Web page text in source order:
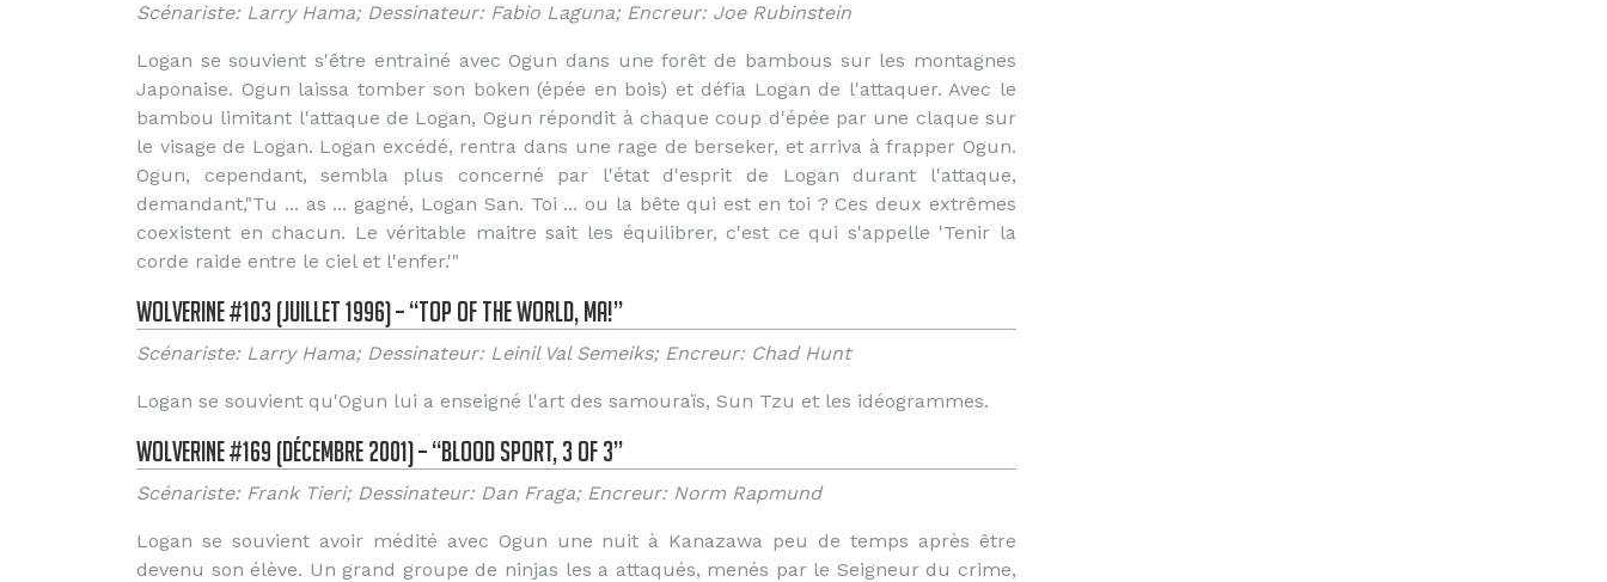
Scénariste: Larry Hama; Dessinateur: Fabio Laguna; Encreur: Joe Rubinstein
Logan se souvient s'être entrainé avec Ogun dans une forêt de bambous sur les montagnes
Japonaise. Ogun laissa tomber son boken (épée en bois) et défia Logan de l'attaquer. Avec le
bambou limitant l'attaque de Logan, Ogun répondit à chaque coup d'épée par une claque sur
le visage de Logan. Logan excédé, rentra dans une rage de berseker, et arriva à frapper Ogun.
Ogun, cependant, sembla plus concerné par l'état d'esprit de Logan durant l'attaque,
demandant,"Tu ... as ... gagné, Logan San. Toi ... ou la bête qui est en toi ? Ces deux extrêmes
coexistent en chacun. Le véritable maitre sait les équilibrer, c'est ce qui s'appelle 'Tenir la
corde raide entre le ciel et l'enfer.'"
Wolverine #103 (Juillet 1996) – “Top of the World, Ma!”
Scénariste: Larry Hama; Dessinateur: Leinil Val Semeiks; Encreur: Chad Hunt
Logan se souvient qu'Ogun lui a enseigné l'art des samouraïs, Sun Tzu et les idéogrammes.
Wolverine #169 (Décembre 2001) – “Blood Sport, 3 of 3”
Scénariste: Frank Tieri; Dessinateur: Dan Fraga; Encreur: Norm Rapmund
Logan se souvient avoir médité avec Ogun une nuit à Kanazawa peu de temps après être
devenu son élève. Un grand groupe de ninjas les a attaqués, menés par le Seigneur du crime,